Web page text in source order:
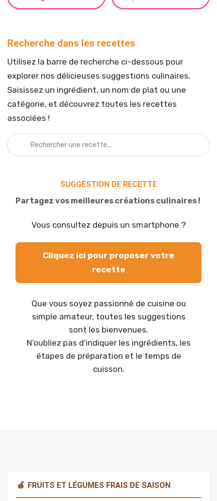
Recherche dans les recettes
Utilisez la barre de recherche ci-dessous pour
explorer nos délicieuses suggestions culinaires.
Saisissez un ingrédient, un nom de plat ou une
catégorie, et découvrez toutes les recettes
associées !
SUGGESTION DE RECETTE
Partagez vos meilleures créations culinaires !
Vous consultez depuis un smartphone ?
Cliquez ici pour proposer votre
recette
Que vous soyez passionné de cuisine ou
simple amateur, toutes les suggestions
sont les bienvenues.
N’oubliez pas d’indiquer les ingrédients, les
étapes de préparation et le temps de
cuisson.
🍏 FRUITS ET LÉGUMES FRAIS DE SAISON